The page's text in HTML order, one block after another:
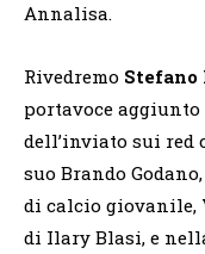
Annalisa.
Rivedremo Stefano
portavoce
dell’inviato sui red
suo Brando
di calcio giovanile,
di Ilary Blasi, e